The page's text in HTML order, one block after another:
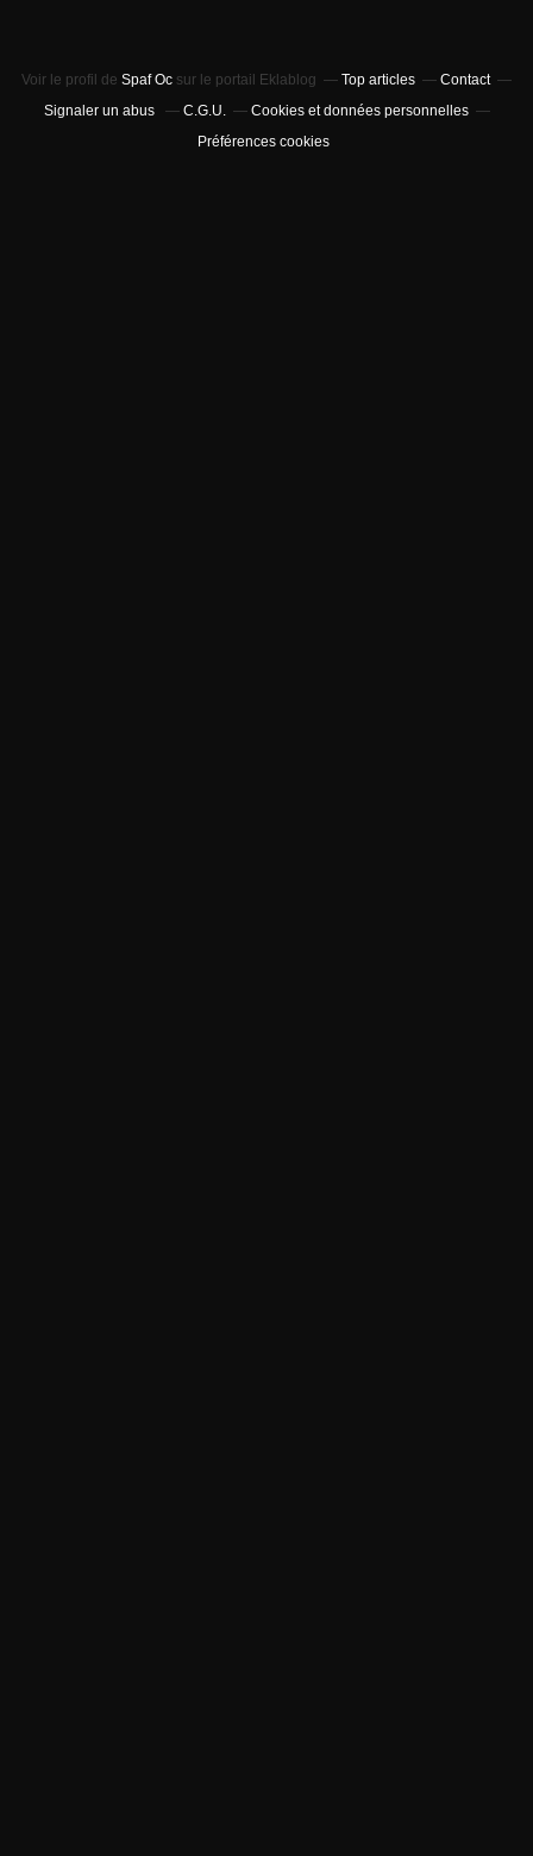
Voir le profil de Spaf Oc sur le portail Eklablog Top articles
Contact
Signaler un abus
C.G.U.
Cookies et données personnelles
Préférences cookies